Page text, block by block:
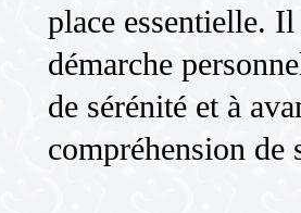
place essentielle.
démarche
de sérénité et à
compréhension de